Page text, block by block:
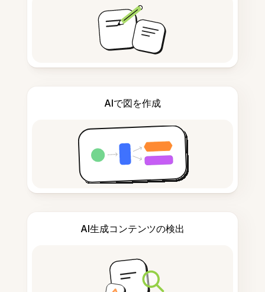
AIで図を作成
AI生成コンテンツの検出